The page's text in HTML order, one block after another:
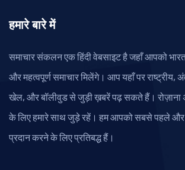
हमारे बारे में
समाचार संकलन एक हिंदी वेबसाइट है जहाँ आपको
और महत्वपूर्ण समाचार मिलेंगे। आप यहाँ पर राष्ट्रीय,
खेल, और बॉलीवुड से जुड़ी ख़बरें पढ़ सकते हैं। रोज़ाना
के लिए हमारे साथ जुड़े रहें। हम आपको सबसे पहले और
प्रदान करने के लिए प्रतिबद्ध हैं।